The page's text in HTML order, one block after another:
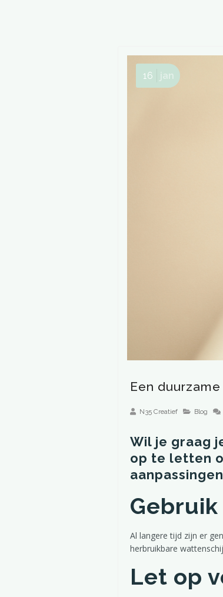
Een
N35 Creatief Blog
16 jan
Wil je graag
op te letten
Al langere tijd zijn er
herbruikbare
Let op